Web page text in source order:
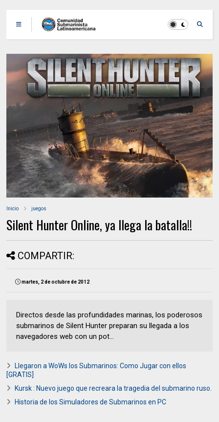
Inicio juegos
Silent Hunter Online, ya llega la batalla!!
COMPARTIR:
martes, 2 de octubre de 2012
Directos desde las profundidades marinas, los poderosos
submarinos de Silent Hunter preparan su llegada a los
navegadores web con un pot...
Llegaron a WoWs los Submarinos: Como Jugar con ellos
[GRATIS]
Kursk : Nuevo juego que recreara la tragedia del submarino ruso.
Historia de los Simuladores de Submarinos en PC